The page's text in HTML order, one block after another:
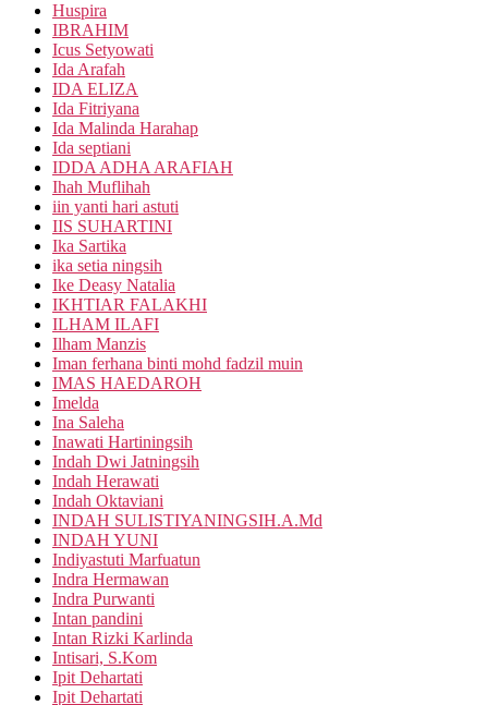
Huspira
IBRAHIM
Icus Setyowati
Ida Arafah
IDA ELIZA
Ida Fitriyana
Ida Malinda Harahap
Ida septiani
IDDA ADHA ARAFIAH
Ihah Muflihah
iin yanti hari astuti
IIS SUHARTINI
Ika Sartika
ika setia ningsih
Ike Deasy Natalia
IKHTIAR FALAKHI
ILHAM ILAFI
Ilham Manzis
Iman ferhana binti mohd fadzil muin
IMAS HAEDAROH
Imelda
Ina Saleha
Inawati Hartiningsih
Indah Dwi Jatningsih
Indah Herawati
Indah Oktaviani
INDAH SULISTIYANINGSIH.A.Md
INDAH YUNI
Indiyastuti Marfuatun
Indra Hermawan
Indra Purwanti
Intan pandini
Intan Rizki Karlinda
Intisari, S.Kom
Ipit Dehartati
Ipit Dehartati